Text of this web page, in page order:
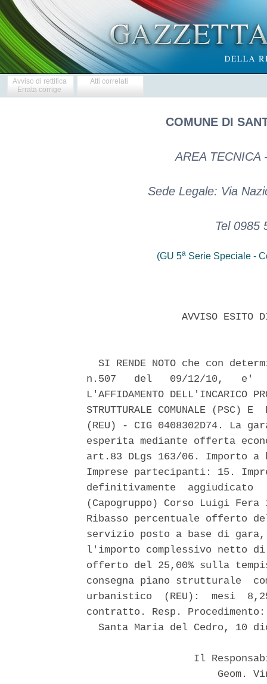
Avviso di rettifica
Errata corrige
Atti correlati
COMUNE DI
AREA TECNICA
Sede Legale: Via
Tel 0985
(GU 5a Serie Speciale -
AVVISO ESITO
SI RENDE NOTO che con
n.507   del   09/12/10,   e'
L'AFFIDAMENTO DELL'INCARICO
STRUTTURALE COMUNALE (PSC)
(REU) - CIG 0408302D74. La
esperita mediante offerta
art.83 DLgs 163/06. Importo
Imprese partecipanti: 15.
definitivamente  aggiudicato
(Capogruppo) Corso Luigi
Ribasso percentuale offerto
servizio posto a base di
l'importo complessivo netto
offerto del 25,00% sulla
consegna piano strutturale
urbanistico  (REU):  mesi
contratto. Resp.
Santa Maria del Cedro, 10
Il
Geom.